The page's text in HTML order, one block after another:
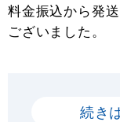
料金振込から発
ございました。
続き